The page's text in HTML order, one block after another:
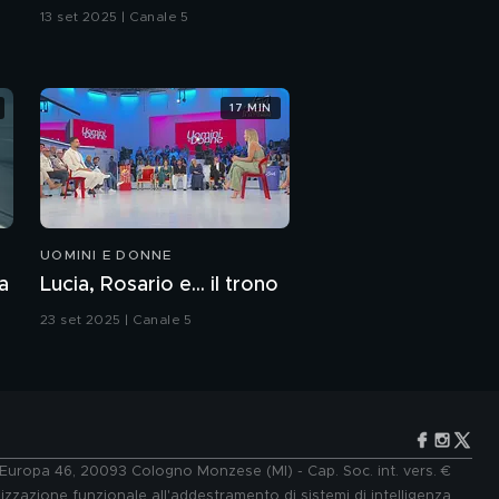
13 set 2025 | Canale 5
UOMINI E DONNE
Lucia, Rosario e... il trono
23 set 2025 | Canale 5
17 MIN
46, 20093 Cologno Monzese (MI) - Cap. Soc. int. vers. €